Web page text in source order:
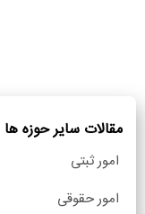
مقالات سایر حوزه ها
امور ثبتی
امور حقوقی